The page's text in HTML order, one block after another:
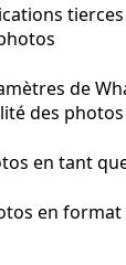
de
des photos
en tant
en format